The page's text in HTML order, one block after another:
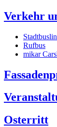
Verkehr
Rufbus
mikar
Osterritt